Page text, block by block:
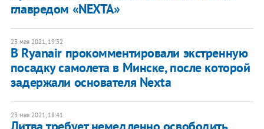
главредом «NEXTA»
23 мая 2021, 19:32
В Ryanair прокомментировали экстренную
посадку самолета в Минске, после которой
задержали основателя Nexta
23 мая 2021, 18:41